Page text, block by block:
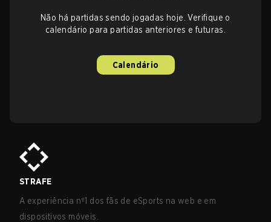
Não há partidas sendo jogadas hoje. Verifique o
calendário para partidas anteriores e futuras.
Calendário
STRAFE
A experiência nº1 dos fãs de eSports na web e em
dispositivos móveis.